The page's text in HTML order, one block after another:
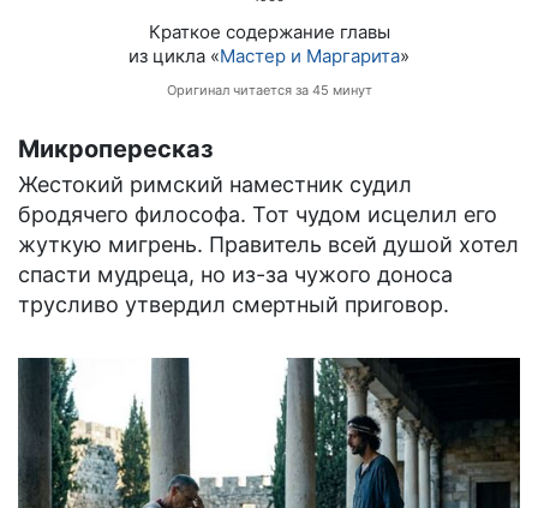
Краткое содержание главы
из цикла «Мастер и Маргарита»
Оригинал читается за 45 минут
Микропересказ
Жестокий римский наместник судил
бродячего философа. Тот чудом исцелил его
жуткую мигрень. Правитель всей душой хотел
спасти мудреца, но из-за чужого доноса
трусливо утвердил смертный приговор.